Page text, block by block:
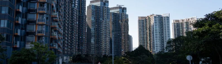
投
資
樓
市